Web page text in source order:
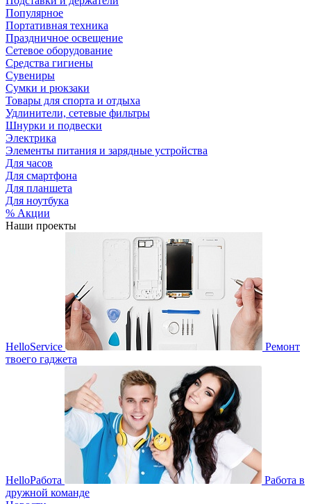
Популярное
Портативная техника
Праздничное освещение
Сетевое оборудование
Средства гигиены
Сувениры
Сумки и рюкзаки
Товары для спорта и отдыха
Удлинители, сетевые фильтры
Шнурки и подвески
Электрика
Элементы питания и зарядные устройства
Для часов
Для смартфона
Для планшета
Для ноутбука
% Акции
Наши проекты
HelloService
Ремонт
твоего гаджета
HelloРабота
Работа в
дружной команде